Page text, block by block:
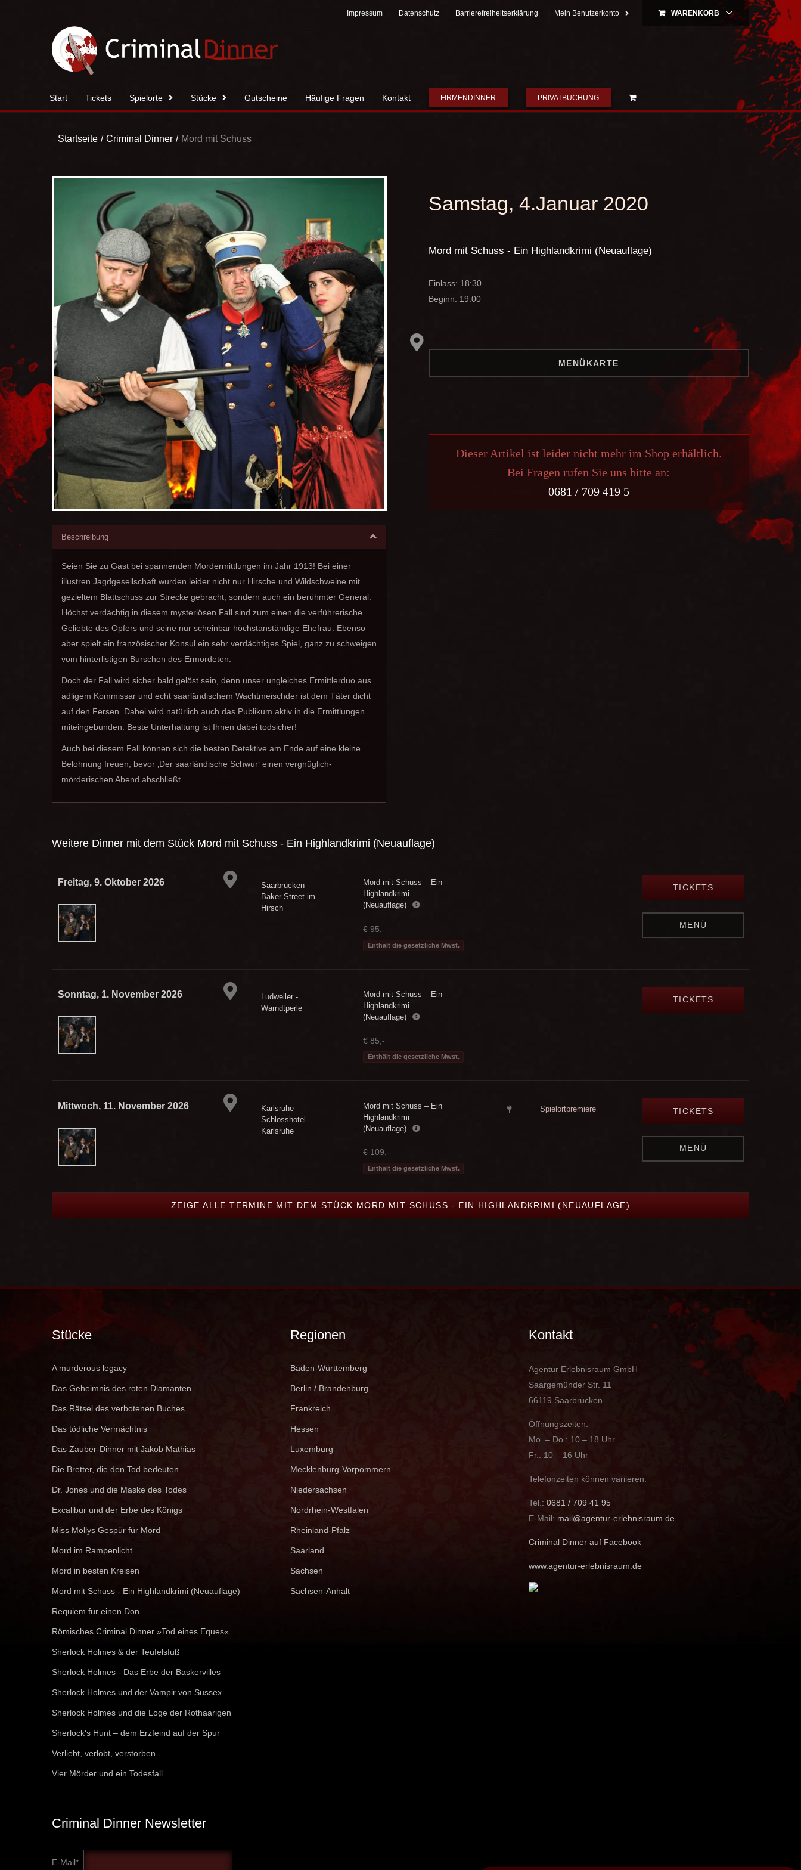
Impressum Datenschutz Barrierefreiheitserklärung Mein Benutzerkonto WARENKORB
Start Tickets Spielorte Stücke Gutscheine Häufige Fragen Kontakt FIRMENDINNER PRIVATBUCHUNG
Startseite Criminal Dinner Mord mit Schuss
Beschreibung
Seien Sie zu Gast bei spannenden Mordermittlungen im Jahr 1913! Bei einer
illustren Jagdgesellschaft wurden leider nicht nur Hirsche und Wildschweine mit
gezieltem Blattschuss zur Strecke gebracht, sondern auch ein berühmter General.
Höchst verdächtig in diesem mysteriösen Fall sind zum einen die verführerische
Geliebte des Opfers und seine nur scheinbar höchstanständige Ehefrau. Ebenso
aber spielt ein französischer Konsul ein sehr verdächtiges Spiel, ganz zu schweigen
vom hinterlistigen Burschen des Ermordeten.
Doch der Fall wird sicher bald gelöst sein, denn unser ungleiches Ermittlerduo aus
adligem Kommissar und echt saarländischem Wachtmeischder ist dem Täter dicht
auf den Fersen. Dabei wird natürlich auch das Publikum aktiv in die Ermittlungen
miteingebunden. Beste Unterhaltung ist Ihnen dabei todsicher!
Auch bei diesem Fall können sich die besten Detektive am Ende auf eine kleine
Belohnung freuen, bevor ‚Der saarländische Schwur‘ einen vergnüglich-
mörderischen Abend abschließt.
Samstag, 4.Januar 2020
Mord mit Schuss - Ein Highlandkrimi (Neuauflage)
Einlass: 18:30
Beginn: 19:00
MENÜKARTE
Dieser Artikel ist leider nicht mehr im Shop erhältlich.
Bei Fragen rufen Sie uns bitte an:
0681 / 709 419 5
Weitere Dinner mit dem Stück Mord mit Schuss - Ein Highlandkrimi (Neuauflage)
Freitag, 9. Oktober 2026
Saarbrücken -
Baker Street im
Hirsch
Mord mit Schuss – Ein
Highlandkrimi
(Neuauflage)
€ 95,-
Enthält die gesetzliche Mwst.
TICKETS
MENÜ
Sonntag, 1. November 2026
Ludweiler -
Warndtperle
Mord mit Schuss – Ein
Highlandkrimi
(Neuauflage)
€ 85,-
Enthält die gesetzliche Mwst.
TICKETS
Mittwoch, 11. November 2026
Karlsruhe -
Schlosshotel
Karlsruhe
Mord mit Schuss – Ein
Highlandkrimi
(Neuauflage)
€ 109,-
Enthält die gesetzliche Mwst.
Spielortpremiere TICKETS
MENÜ
ZEIGE ALLE TERMINE MIT DEM STÜCK MORD MIT SCHUSS - EIN HIGHLANDKRIMI (NEUAUFLAGE)
Stücke
A murderous legacy
Das Geheimnis des roten Diamanten
Das Rätsel des verbotenen Buches
Das tödliche Vermächtnis
Das Zauber-Dinner mit Jakob Mathias
Die Bretter, die den Tod bedeuten
Dr. Jones und die Maske des Todes
Excalibur und der Erbe des Königs
Miss Mollys Gespür für Mord
Mord im Rampenlicht
Mord in besten Kreisen
Mord mit Schuss - Ein Highlandkrimi (Neuauflage)
Requiem für einen Don
Römisches Criminal Dinner »Tod eines Eques«
Sherlock Holmes & der Teufelsfuß
Sherlock Holmes - Das Erbe der Baskervilles
Sherlock Holmes und der Vampir von Sussex
Sherlock Holmes und die Loge der Rothaarigen
Sherlock's Hunt – dem Erzfeind auf der Spur
Verliebt, verlobt, verstorben
Vier Mörder und ein Todesfall
Criminal Dinner Newsletter
E-Mail*
Regionen
Baden-Württemberg
Berlin / Brandenburg
Frankreich
Hessen
Luxemburg
Mecklenburg-Vorpommern
Niedersachsen
Nordrhein-Westfalen
Rheinland-Pfalz
Saarland
Sachsen
Sachsen-Anhalt
Kontakt
Agentur Erlebnisraum GmbH
Saargemünder Str. 11
66119 Saarbrücken
Öffnungszeiten:
Mo. – Do.: 10 – 18 Uhr
Fr.: 10 – 16 Uhr
Telefonzeiten können variieren.
Tel.: 0681 / 709 41 95
E-Mail: mail@agentur-erlebnisraum.de
Criminal Dinner auf Facebook
www.agentur-erlebnisraum.de